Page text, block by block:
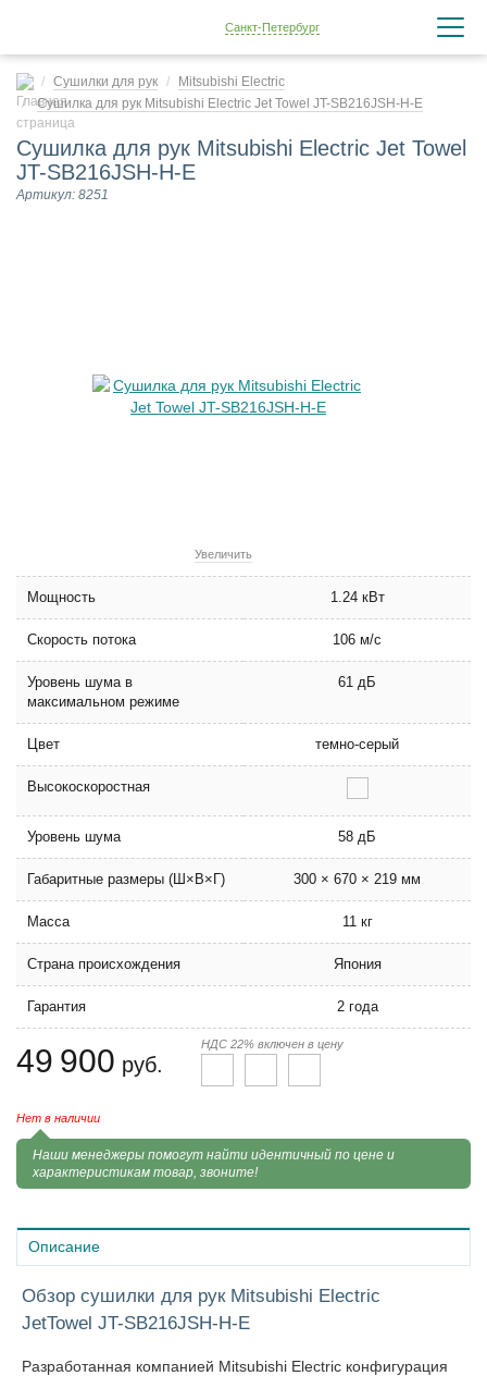
Санкт-Петербург
Сушилки для рук
Mitsubishi Electric
Сушилка для рук Mitsubishi Electric Jet Towel JT-SB216JSH-H-E
Сушилка для рук Mitsubishi Electric Jet Towel
JT-SB216JSH-H-E
Артикул: 8251
Увеличить
Мощность 1.24 кВт
Скорость потока 106 м/с
Уровень шума в
максимальном режиме
61 дБ
Цвет темно-серый
Высокоскоростная
Уровень шума 58 дБ
Габаритные размеры (Ш×В×Г) 300 × 670 × 219 мм
Масса 11 кг
Страна происхождения Япония
Гарантия 2 года
49 900 руб.
НДС 22% включен в цену
Нет в наличии
Наши менеджеры помогут найти идентичный по цене и
характеристикам товар, звоните!
Описание
Обзор сушилки для рук Mitsubishi Electric
JetTowel JT-SB216JSH-H-E
Разработанная компанией Mitsubishi Electric конфигурация